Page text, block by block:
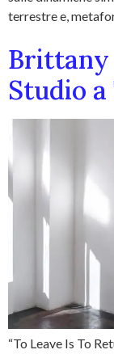
terrestre e,
Brittany
Studio
“To Leave Is To